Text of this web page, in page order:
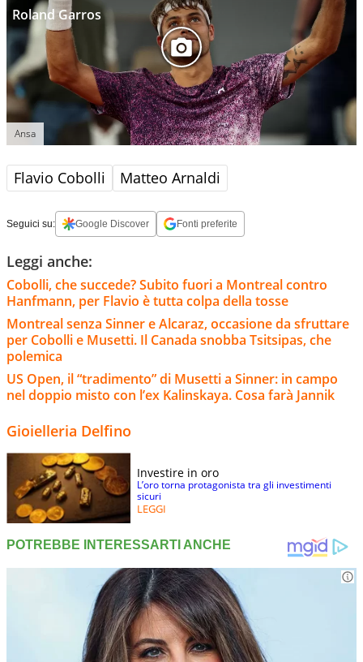
Roland Garros
Ansa
Flavio Cobolli Matteo Arnaldi
Seguici su: Google Discover Fonti preferite
Leggi anche:
Cobolli, che succede? Subito fuori a Montreal contro
Hanfmann, per Flavio è tutta colpa della tosse
Montreal senza Sinner e Alcaraz, occasione da sfruttare
per Cobolli e Musetti. Il Canada snobba Tsitsipas, che
polemica
US Open, il “tradimento” di Musetti a Sinner: in campo
nel doppio misto con l’ex Kalinskaya. Cosa farà Jannik
Gioielleria Delfino
Investire in oro
L’oro torna protagonista tra gli investimenti
sicuri
LEGGI